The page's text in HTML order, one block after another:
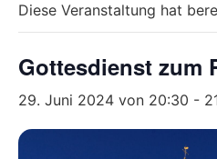
Diese Veranstaltung hat
Gottesdienst zum
29. Juni 2024 von 20:30 -